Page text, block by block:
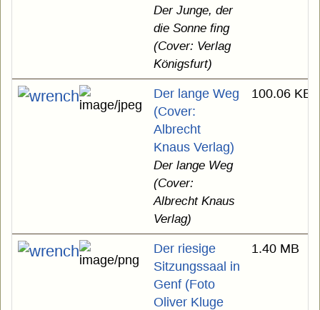
Der Junge, der
die Sonne fing
(Cover: Verlag
Königsfurt)
Der lange Weg
(Cover:
Albrecht
Knaus Verlag)
Der lange Weg
(Cover:
Albrecht Knaus
Verlag)
100.06 KB
Der riesige
Sitzungssaal in
Genf (Foto
Oliver Kluge
1.40 MB